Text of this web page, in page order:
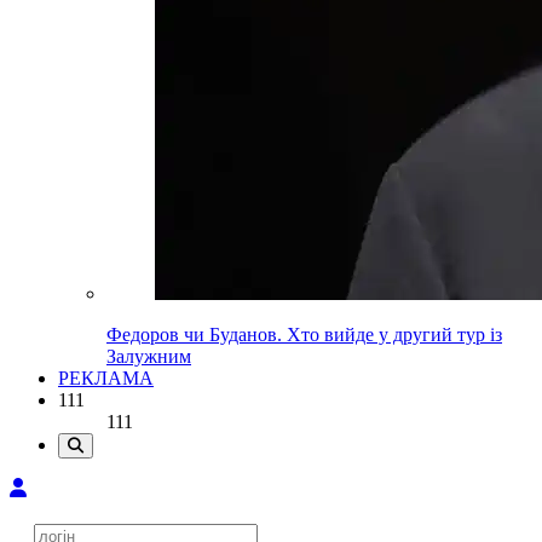
Федоров чи Буданов. Хто вийде у другий тур із
Залужним
РЕКЛАМА
111
111